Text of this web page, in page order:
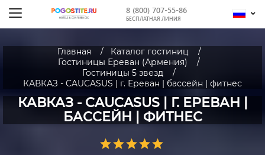
8 (800) 707-55-86
БЕСПЛАТНАЯ ЛИНИЯ
Главная
Каталог гостиниц
Гостиницы Ереван (Армения)
Гостиницы 5 звезд
КАВКАЗ - CAUCASUS | г. Ереван | бассейн | фитнес
КАВКАЗ - CAUCASUS | Г. ЕРЕВАН |
БАССЕЙН | ФИТНЕС